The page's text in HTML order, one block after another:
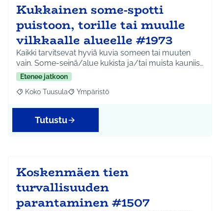
Kukkainen some-spotti
puistoon, torille tai muulle
vilkkaalle alueelle #1973
Kaikki tarvitsevat hyviä kuvia someen tai muuten
vain. Some-seinä/alue kukista ja/tai muista kauniis…
Etenee jatkoon
Rajaa tulokset aihepiirin mukaan: Koko Tuusula
Koko Tuusula Rajaa tulokset teeman mukaan: Ympäristö
Ympäristö
Tutustu
Koskenmäen tien
turvallisuuden
parantaminen #1507